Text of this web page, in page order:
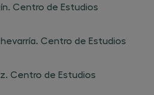
Centro de Estudios
Centro de Estudios
Centro de Estudios